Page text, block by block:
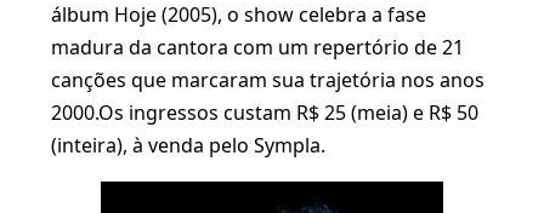
álbum Hoje (2005), o show celebra a fase
madura da cantora com um repertório de 21
canções que marcaram sua trajetória nos anos
2000.Os ingressos custam R$ 25 (meia) e R$ 50
(inteira), à venda pelo Sympla.